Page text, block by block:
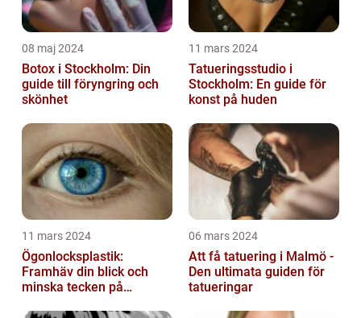
08 maj 2024
Botox i Stockholm: Din
guide till föryngring och
skönhet
11 mars 2024
Tatueringsstudio i
Stockholm: En guide för
konst på huden
11 mars 2024
Ögonlocksplastik:
Framhäv din blick och
minska tecken på
06 mars 2024
Att få tatuering i Malmö -
Den ultimata guiden för
tatueringar